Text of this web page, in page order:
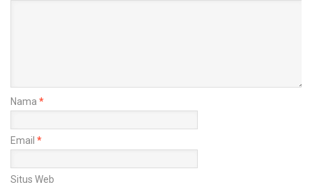
Nama *
Email *
Situs Web